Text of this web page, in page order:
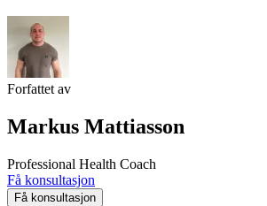
Forfattet av
Markus Mattiasson
Professional Health Coach
Få konsultasjon
Få konsultasjon